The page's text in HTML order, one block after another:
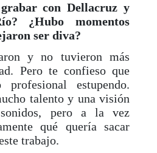
con Dellacruz y
¿Hubo momentos
ser diva?
y no tuvieron más
Pero te confieso que
estupendo.
talento y una visión
pero a la vez
qué quería sacar
trabajo.